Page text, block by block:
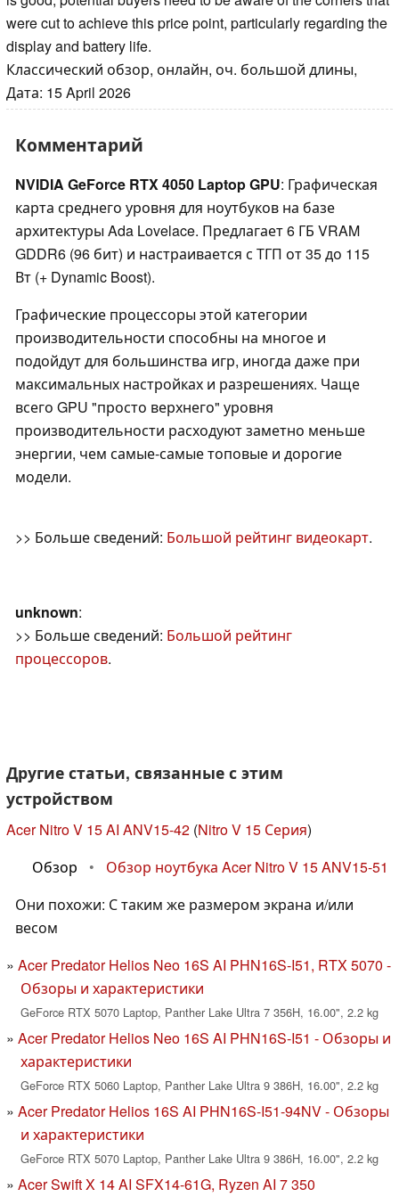
were cut to achieve this price point, particularly regarding the
display and battery life.
Классический обзор, онлайн, оч. большой длины,
Дата: 15 April 2026
Комментарий
NVIDIA GeForce RTX 4050 Laptop GPU: Графическая
карта среднего уровня для ноутбуков на базе
архитектуры Ada Lovelace. Предлагает 6 ГБ VRAM
GDDR6 (96 бит) и настраивается с ТГП от 35 до 115
Вт (+ Dynamic Boost).
Графические процессоры этой категории
производительности способны на многое и
подойдут для большинства игр, иногда даже при
максимальных настройках и разрешениях. Чаще
всего GPU "просто верхнего" уровня
производительности расходуют заметно меньше
энергии, чем самые-самые топовые и дорогие
модели.
>> Больше сведений: Большой рейтинг видеокарт.
unknown:
>> Больше сведений: Большой рейтинг
процессоров.
Другие статьи, связанные с этим
устройством
Acer Nitro V 15 AI ANV15-42 (Nitro V 15 Серия)
Обзор
•
Обзор ноутбука Acer Nitro V 15 ANV15-51
Они похожи: С таким же размером экрана и/или
весом
Acer Predator Helios Neo 16S AI PHN16S-I51, RTX 5070 -
Обзоры и характеристики
GeForce RTX 5070 Laptop, Panther Lake Ultra 7 356H, 16.00", 2.2 kg
Acer Predator Helios Neo 16S AI PHN16S-I51 - Обзоры и
характеристики
GeForce RTX 5060 Laptop, Panther Lake Ultra 9 386H, 16.00", 2.2 kg
Acer Predator Helios 16S AI PHN16S-I51-94NV - Обзоры
и характеристики
GeForce RTX 5070 Laptop, Panther Lake Ultra 9 386H, 16.00", 2.2 kg
Acer Swift X 14 AI SFX14-61G, Ryzen AI 7 350